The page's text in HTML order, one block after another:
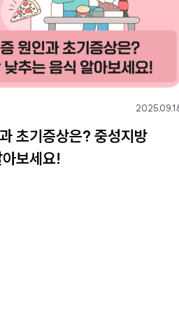
초기증상은? 중성지방
보세요!